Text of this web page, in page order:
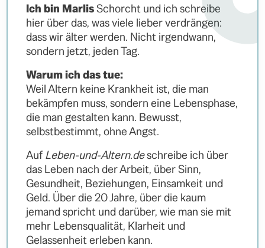
Ich bin MarlisSchorcht und ich schreibe
hier über das, was viele lieber verdrängen:
dass wir älter werden. Nicht irgendwann,
sondern jetzt, jeden Tag.
Warum ich das tue:
Weil Altern keine Krankheit ist, die man
bekämpfen muss, sondern eine Lebensphase,
die man gestalten kann. Bewusst,
selbstbestimmt, ohne Angst.
AufLeben-und-Altern.deschreibe ich über
das Leben nach der Arbeit, über Sinn,
Gesundheit, Beziehungen, Einsamkeit und
Geld. Über die 20 Jahre, über die kaum
jemand spricht und darüber, wie man sie mit
mehr Lebensqualität, Klarheit und
Gelassenheit erleben kann.